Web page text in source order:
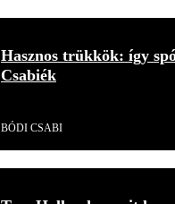
Hasznos trükkök: így
Csabiék
BÓDI CSABI